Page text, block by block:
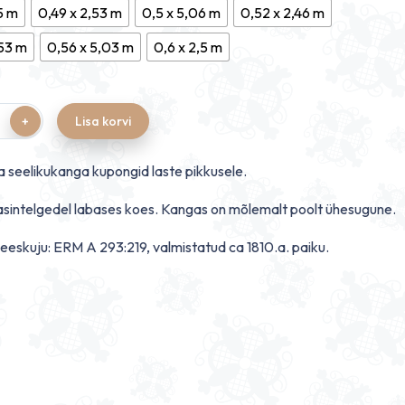
€
m
0,49 x 2,53 m 0,5 x 5,06 m
0,52 x 2,46 m
m
0,56 x 5,03 m 0,6 x 2,5 m
Lisa korvi
seelikukanga kupongid laste pikkusele.
labases koes. Kangas on mõlemalt poolt ühesugune.
ERM A 293:219, valmistatud ca 1810.a. paiku.